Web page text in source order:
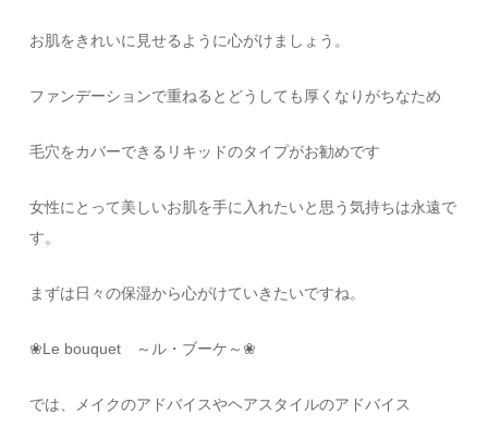
お肌をきれいに見せるように心がけましょう。
ファンデーションで重ねるとどうしても厚くなりがちなため
毛穴をカバーできるリキッドのタイプがお勧めです
女性にとって美しいお肌を手に入れたいと思う気持ちは永遠で
す。
まずは日々の保湿から心がけていきたいですね。
❀Le bouquet ～ル・ブーケ～❀
では、メイクのアドバイスやヘアスタイルのアドバイス